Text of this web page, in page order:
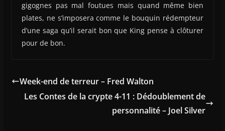
gigognes pas mal foutues mais quand même bien
plates, ne s’imposera comme le bouquin rédempteur
d’une saga qu’il serait bon que King pense à clôturer
pour de bon.
Week-end de terreur – Fred Walton
Les Contes de la crypte 4-11 : Dédoublement de
personnalité – Joel Silver